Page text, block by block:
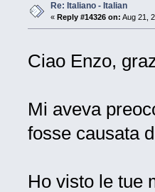
Re: Italiano - Italian
« Reply #14326 on: Aug 21,
Ciao Enzo,
Mi aveva
fosse causata
Ho visto le tue